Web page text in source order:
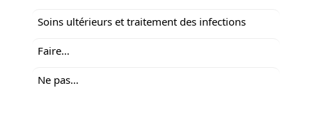
Soins ultérieurs et traitement des infections
Faire…
Ne pas…